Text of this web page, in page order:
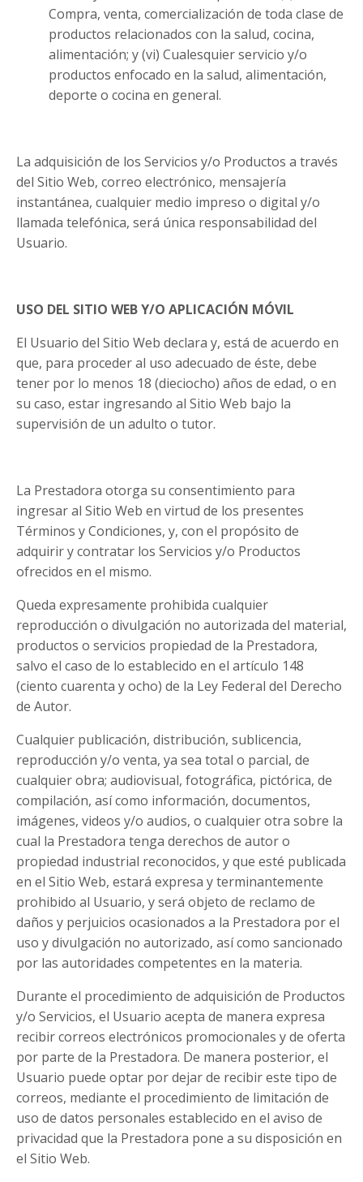
Compra, venta, comercialización de toda clase de
productos relacionados con la salud, cocina,
alimentación; y (vi) Cualesquier servicio y/o
productos enfocado en la salud, alimentación,
deporte o cocina en general.
La adquisición de los Servicios y/o Productos a través
del Sitio Web, correo electrónico, mensajería
instantánea, cualquier medio impreso o digital y/o
llamada telefónica, será única responsabilidad del
Usuario.
USO DEL SITIO WEB Y/O APLICACIÓN MÓVIL
El Usuario del Sitio Web declara y, está de acuerdo en
que, para proceder al uso adecuado de éste, debe
tener por lo menos 18 (dieciocho) años de edad, o en
su caso, estar ingresando al Sitio Web bajo la
supervisión de un adulto o tutor.
La Prestadora otorga su consentimiento para
ingresar al Sitio Web en virtud de los presentes
Términos y Condiciones, y, con el propósito de
adquirir y contratar los Servicios y/o Productos
ofrecidos en el mismo.
Queda expresamente prohibida cualquier
reproducción o divulgación no autorizada del material,
productos o servicios propiedad de la Prestadora,
salvo el caso de lo establecido en el artículo 148
(ciento cuarenta y ocho) de la Ley Federal del Derecho
de Autor.
Cualquier publicación, distribución, sublicencia,
reproducción y/o venta, ya sea total o parcial, de
cualquier obra; audiovisual, fotográfica, pictórica, de
compilación, así como información, documentos,
imágenes, videos y/o audios, o cualquier otra sobre la
cual la Prestadora tenga derechos de autor o
propiedad industrial reconocidos, y que esté publicada
en el Sitio Web, estará expresa y terminantemente
prohibido al Usuario, y será objeto de reclamo de
daños y perjuicios ocasionados a la Prestadora por el
uso y divulgación no autorizado, así como sancionado
por las autoridades competentes en la materia.
Durante el procedimiento de adquisición de Productos
y/o Servicios, el Usuario acepta de manera expresa
recibir correos electrónicos promocionales y de oferta
por parte de la Prestadora. De manera posterior, el
Usuario puede optar por dejar de recibir este tipo de
correos, mediante el procedimiento de limitación de
uso de datos personales establecido en el aviso de
privacidad que la Prestadora pone a su disposición en
el Sitio Web.